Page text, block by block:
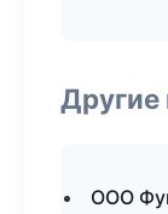
Другие
ООО